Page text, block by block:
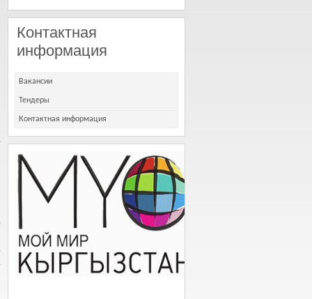
Контактная
информация
Вакансии
Тендеры
Контактная информация